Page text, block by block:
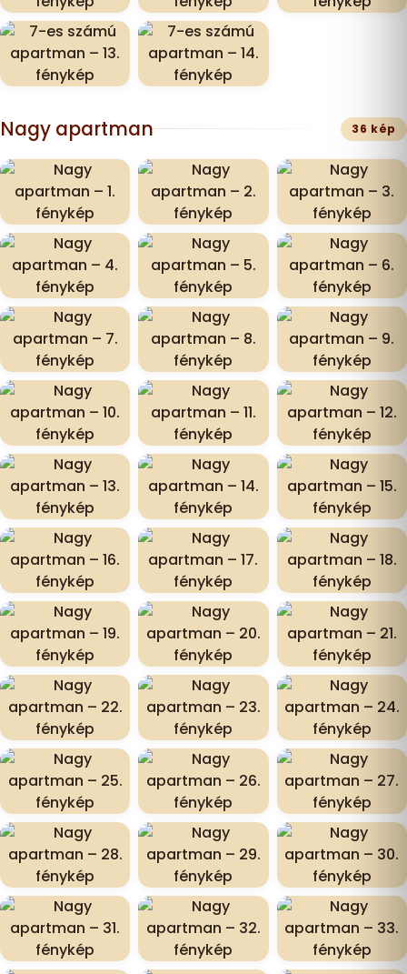
Nagy apartman 36 kép